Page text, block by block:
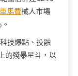
馬費械人市場
技爆點、投融
的殘暴星斗，以